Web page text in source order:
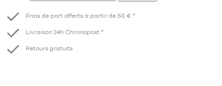
Frais de port offerts à partir de 50 € *
Livraison 24h Chronopost *
Retours gratuits